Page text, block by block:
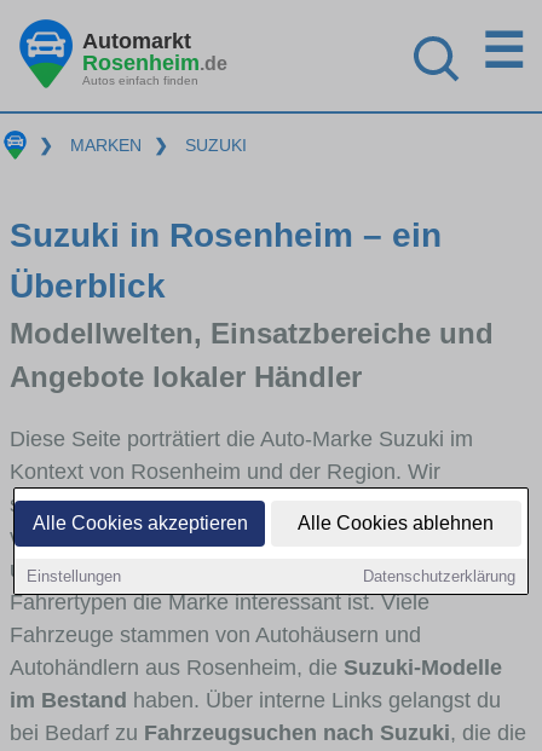
Alle Cookies akzeptieren Alle Cookies ablehnen
Einstellungen Datenschutzerklärung
Automarkt
Rosenheim.de
Autos einfach finden
☰
❯ MARKEN ❯ SUZUKI
Suzuki in Rosenheim – ein
Überblick
Modellwelten, Einsatzbereiche und
Angebote lokaler Händler
Diese Seite porträtiert die Auto-Marke Suzuki im
Kontext von Rosenheim und der Region. Wir
skizzieren, in welchen Fahrzeugklassen Suzuki stark
vertreten ist, welche Modellreihen häufig im Stadt-
und Umlandverkehr zu sehen sind und für welche
Fahrertypen die Marke interessant ist. Viele
Fahrzeuge stammen von Autohäusern und
Autohändlern aus Rosenheim, die Suzuki-Modelle
im Bestand haben. Über interne Links gelangst du
bei Bedarf zu Fahrzeugsuchen nach Suzuki, die die